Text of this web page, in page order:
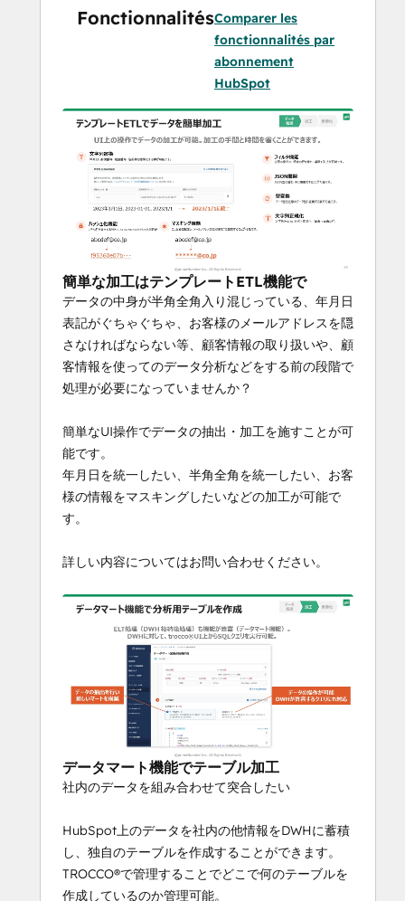
FonctionnalitésComparer les
fonctionnalités par
abonnement
HubSpot
簡単な加工はテンプレートETL機能で
データの中身が半角全角入り混じっている、年月日
表記がぐちゃぐちゃ、お客様のメールアドレスを隠
さなければならない等、顧客情報の取り扱いや、顧
客情報を使ってのデータ分析などをする前の段階で
処理が必要になっていませんか？
簡単なUI操作でデータの抽出・加工を施すことが可
能です。
年月日を統一したい、半角全角を統一したい、お客
様の情報をマスキングしたいなどの加工が可能で
す。
詳しい内容についてはお問い合わせください。
データマート機能でテーブル加工
社内のデータを組み合わせて突合したい
HubSpot上のデータを社内の他情報をDWHに蓄積
し、独自のテーブルを作成することができます。
TROCCO®で管理することでどこで何のテーブルを
作成しているのか管理可能。